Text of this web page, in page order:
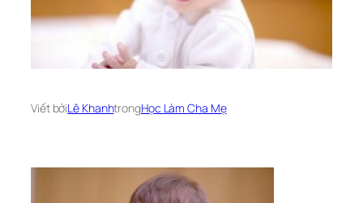
Viết bởiLê KhanhtrongHọc Làm Cha Mẹ